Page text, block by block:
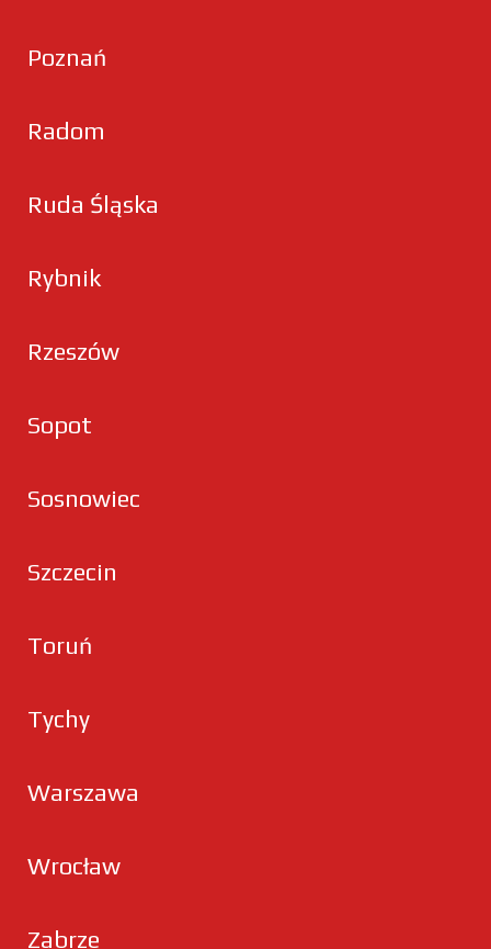
Poznań
Radom
Ruda Śląska
Rybnik
Rzeszów
Sopot
Sosnowiec
Szczecin
Toruń
Tychy
Warszawa
Wrocław
Zabrze